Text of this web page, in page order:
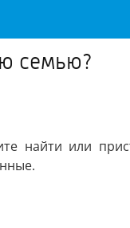
семью?
найти или